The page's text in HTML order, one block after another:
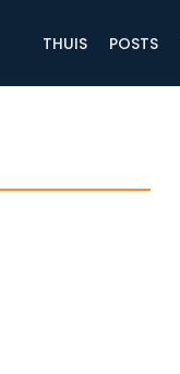
THUIS POSTS